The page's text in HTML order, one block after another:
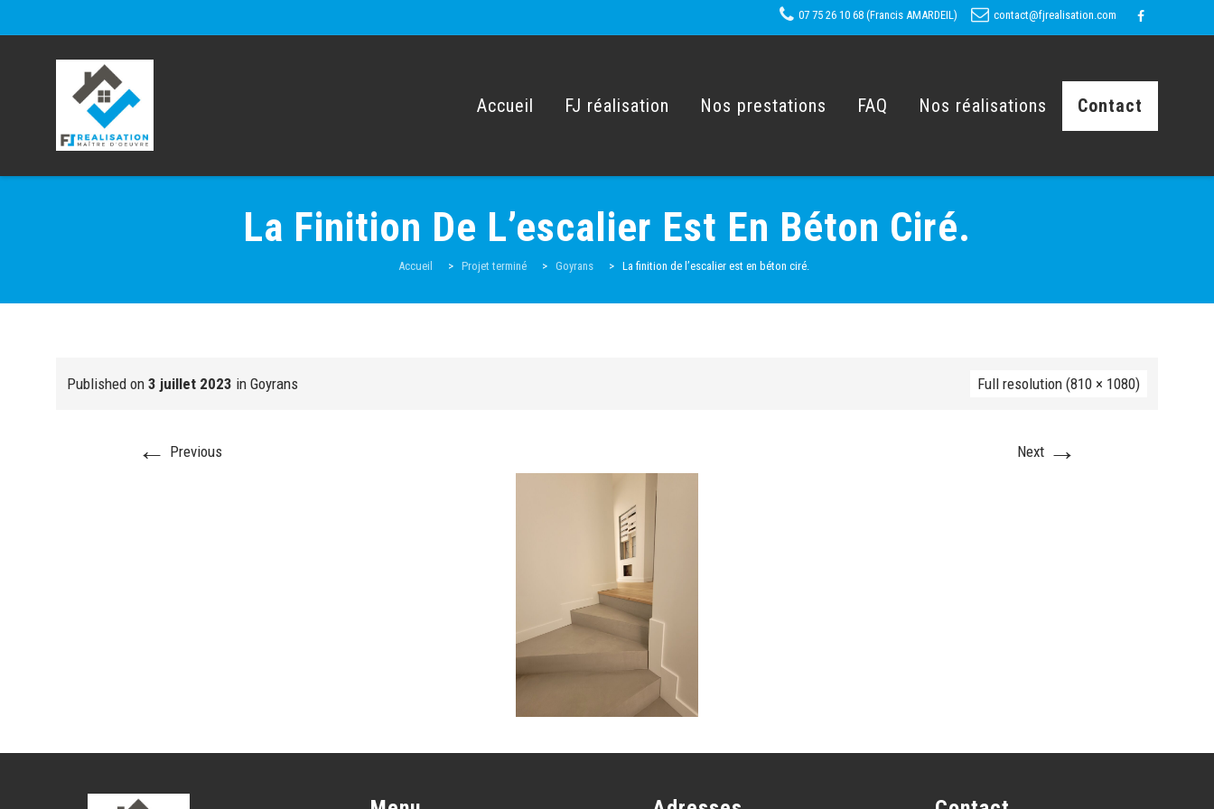
07 75 26 10 68 (Francis AMARDEIL) contact@fjrealisation.com
contentAccueil FJ réalisation Nos prestations FAQ Nos réalisations Contact
La Finition De L’escalier Est En Béton Ciré.
Accueil > Projet terminé > Goyrans > La finition de l’escalier est en béton ciré.
Published on 3 juillet 2023 in Goyrans Full resolution (810 × 1080)
← Previous Next →